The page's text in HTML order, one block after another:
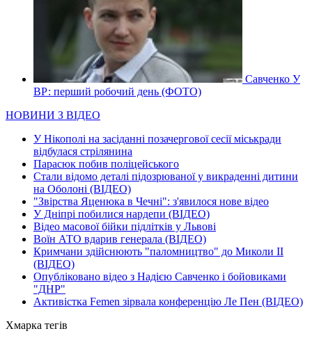
Савченко У
ВР: перший робочий день (ФОТО)
НОВИНИ З ВІДЕО
У Нікополі на засіданні позачергової сесії міськради
відбулася стрілянина
Парасюк побив поліцейського
Стали відомо деталі підозрюваної у викраденні дитини
на Оболоні (ВІДЕО)
"Звірства Яценюка в Чечні": з'явилося нове відео
У Дніпрі побилися нардепи (ВІДЕО)
Відео масової бійки підлітків у Львові
Воїн АТО вдарив генерала (ВІДЕО)
Кримчани здійснюють "паломництво" до Миколи ІІ
(ВІДЕО)
Опубліковано відео з Надією Савченко і бойовиками
"ДНР"
Активістка Femen зірвала конференцію Ле Пен (ВІДЕО)
Хмарка тегів